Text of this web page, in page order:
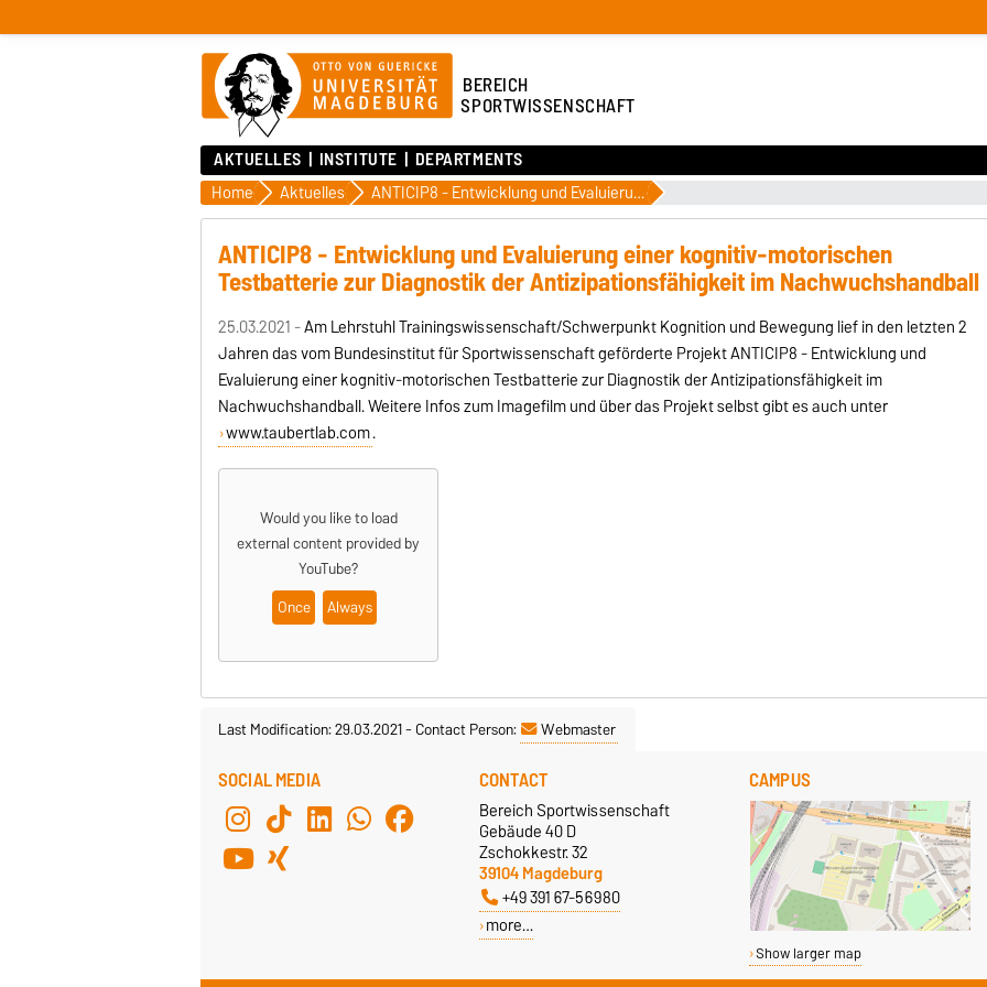
BEREICH
SPORTWISSENSCHAFT
AKTUELLES INSTITUTE DEPARTMENTS
Home Aktuelles ANTICIP8 - Entwicklung und Evaluierung einer kognitiv-motorischen Testbatterie zur Diagnostik der Antizipationsfähigkeit im Nachwuchshandball
ANTICIP8 - Entwicklung und Evaluierung einer kognitiv-motorischen
Testbatterie zur Diagnostik der Antizipationsfähigkeit im Nachwuchshandball
25.03.2021 -Am Lehrstuhl Trainingswissenschaft/Schwerpunkt Kognition und Bewegung lief in den letzten 2
Jahren das vom Bundesinstitut für Sportwissenschaft geförderte Projekt ANTICIP8 - Entwicklung und
Evaluierung einer kognitiv-motorischen Testbatterie zur Diagnostik der Antizipationsfähigkeit im
Nachwuchshandball. Weitere Infos zum Imagefilm und über das Projekt selbst gibt es auch unter
www.taubertlab.com.
Would you like to load
external content provided by
YouTube?
Once
Always
Last Modification: 29.03.2021-Contact Person: Webmaster
SOCIAL MEDIA CONTACT
Bereich Sportwissenschaft
Gebäude 40 D
Zschokkestr. 32
39104 Magdeburg
+49 391 67-56980
more…
CAMPUS
Show larger map